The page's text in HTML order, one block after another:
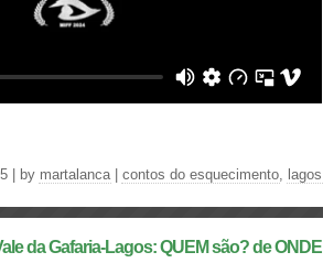
| by martalanca| contos do esquecimento, lagos
da Gafaria-Lagos: QUEM são? de ONDE